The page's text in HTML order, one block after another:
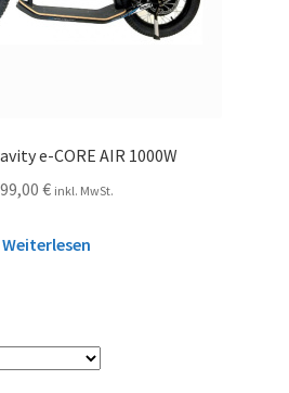
e-CORE AIR 1000W
€ inkl. MwSt.
Weiterlesen